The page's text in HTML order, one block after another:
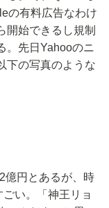
の有料広告なわけ
開始できるし規制
。先日Yahooのニ
下の写真のような
億円とあるが、時
い。「神王リョ